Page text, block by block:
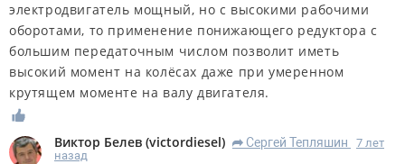
электродвигатель мощный, но с высокими рабочими
оборотами, то применение понижающего редуктора с
большим передаточным числом позволит иметь
высокий момент на колёсах даже при умеренном
крутящем моменте на валу двигателя.
Виктор Белев (victordiesel) R Сергей Тепляшин
7 лет
назад